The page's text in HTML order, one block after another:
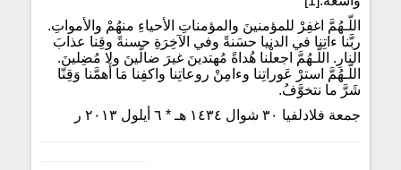
اللّـهُمَّ اغفِرْ للمؤمنينَ والمؤمناتِ الأحياءِ منهُمْ والأمواتِ.
ربَّنا ءاتِنا في الدنيا حسَنةً وفي الآخِرَةِ حسنةً وقِنا عذابَ
النارِ. اللّـهُمَّ اجعلْنا هُداةً مُهتدينَ غيرَ ضالّينَ ولا مُضِلينَ.
اللّـهُمَّ استرْ عَوراتِنا وءامِنْ روعاتِنا واكفِنا مَا أَهمَّنا وَقِنّا
شَرَّ ما نتخوَّفُ.
جمعة فلادلفيا ٣٠ شوال ١٤٣٤ هـ * ٦ أيلول ٢٠١٣ ر